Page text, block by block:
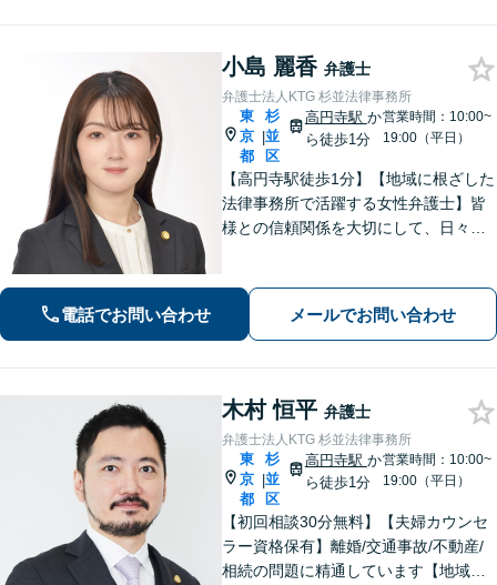
小島 麗香 弁護士
弁護士法人KTG 杉並法律事務所
東
京
都
|
杉
並
区
高円寺駅 か
ら徒歩1分
営業時間：10:00~
19:00（平日）
【高円寺駅徒歩1分】【地域に根ざした
法律事務所で活躍する女性弁護士】皆
様との信頼関係を大切にして、日々業
ましたら、お気軽にご相談ください。
電話でお問い合わせ メールでお問い合わせ
木村 恒平 弁護士
弁護士法人KTG 杉並法律事務所
東
京
都
|
杉
並
区
高円寺駅 か
ら徒歩1分
営業時間：10:00~
19:00（平日）
【初回相談30分無料】【夫婦カウンセ
ラー資格保有】離婚/交通事故/不動産/
相続の問題に精通しています【地域に